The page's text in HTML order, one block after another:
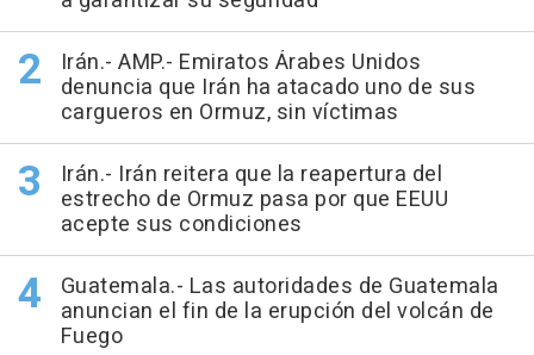
Irán.- AMP.- Emiratos Árabes Unidos
denuncia que Irán ha atacado uno de sus
cargueros en Ormuz, sin víctimas
Irán.- Irán reitera que la reapertura del
estrecho de Ormuz pasa por que EEUU
acepte sus condiciones
Guatemala.- Las autoridades de Guatemala
anuncian el fin de la erupción del volcán de
Fuego